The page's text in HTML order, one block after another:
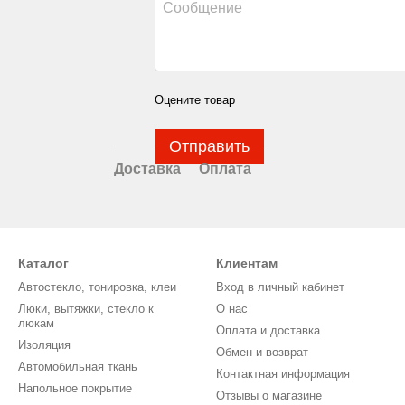
Оцените товар
Отправить
Доставка Оплата
Каталог
Автостекло, тонировка, клеи
Люки, вытяжки, стекло к
люкам
Изоляция
Автомобильная ткань
Напольное покрытие
Клиентам
Вход в личный кабинет
О нас
Оплата и доставка
Обмен и возврат
Контактная информация
Отзывы о магазине